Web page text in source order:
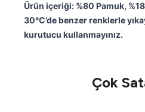
Ürün içeriği: %80 Pamuk,
30°C’de benzer renklerle
kurutucu kullanmayınız.
Çok